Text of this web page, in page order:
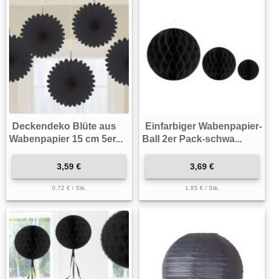
Deckendeko Blüte aus
Wabenpapier 15 cm 5er...
3,59 €
0,72 € / Stk.
Einfarbiger Wabenpapier-
Ball 2er Pack-schwa...
3,69 €
1,85 € / Stk.